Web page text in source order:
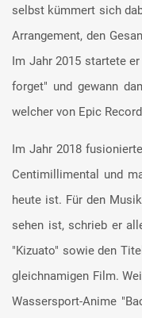
selbst kümmert sich
Arrangement, den
Im Jahr 2015 startete
forget" und gewann
welcher von Epic
Im Jahr 2018
Centimillimental und
heute ist. Für den
sehen ist, schrieb er
"Kizuato" sowie den
gleichnamigen Film.
Wassersport-Anime